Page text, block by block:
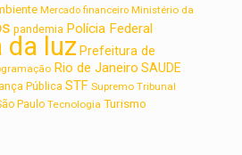
Mercado financeiro Ministério da
pandemia Polícia Federal
da luzPrefeitura de
Rio de Janeiro SAUDE
Pública STF Supremo Tribunal
Paulo Tecnologia Turismo